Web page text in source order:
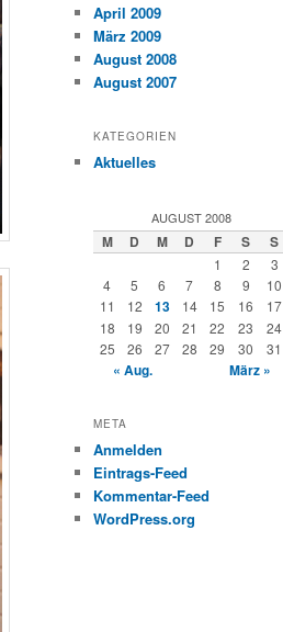
April 2009
März 2009
August 2008
August 2007
KATEGORIEN
Aktuelles
AUGUST 2008
M D M D F S S
1 2
3
4
5 6 7 8 9
10
11
12 13 14 15 16
17
18
19 20 21 22 23
24
25
26 27 28 29 30 31
« Aug. März »
META
Anmelden
Eintrags-Feed
Kommentar-Feed
WordPress.org